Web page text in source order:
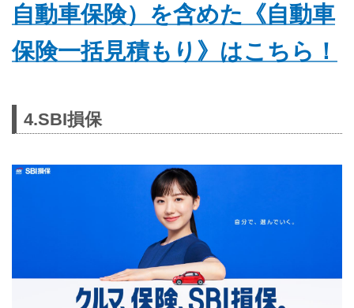
自動車保険）を含めた《自動車
保険一括見積もり》はこちら！
4.SBI損保